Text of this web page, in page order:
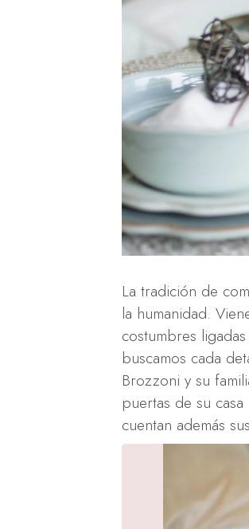
La tradición de
la humanidad.
costumbres
buscamos cada
Brozzoni y su
puertas de su
cuentan además